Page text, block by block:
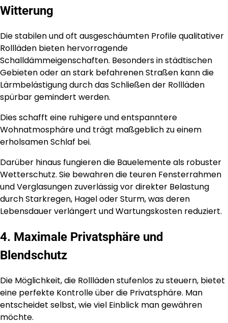
Witterung
Die stabilen und oft ausgeschäumten Profile qualitativer
Rollläden bieten hervorragende
Schalldämmeigenschaften. Besonders in städtischen
Gebieten oder an stark befahrenen Straßen kann die
Lärmbelästigung durch das Schließen der Rollläden
spürbar gemindert werden.
Dies schafft eine ruhigere und entspanntere
Wohnatmosphäre und trägt maßgeblich zu einem
erholsamen Schlaf bei.
Darüber hinaus fungieren die Bauelemente als robuster
Wetterschutz. Sie bewahren die teuren Fensterrahmen
und Verglasungen zuverlässig vor direkter Belastung
durch Starkregen, Hagel oder Sturm, was deren
Lebensdauer verlängert und Wartungskosten reduziert.
4. Maximale Privatsphäre und
Blendschutz
Die Möglichkeit, die Rollläden stufenlos zu steuern, bietet
eine perfekte Kontrolle über die Privatsphäre. Man
entscheidet selbst, wie viel Einblick man gewähren
möchte.